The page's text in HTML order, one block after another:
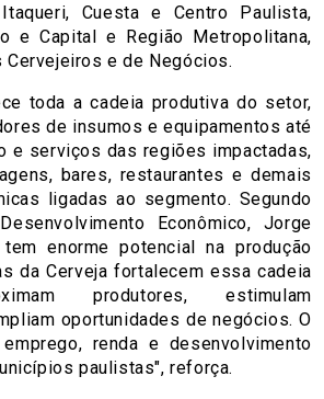
Cuesta e Centro Paulista,
e Capital e Região Metropolitana,
e de Negócios.
toda a cadeia produtiva do setor,
de insumos e equipamentos até
e serviços das regiões impactadas,
bares, restaurantes e demais
ligadas ao segmento. Segundo
Econômico, Jorge
enorme potencial na produção
da Cerveja fortalecem essa cadeia
produtores, estimulam
oportunidades de negócios. O
renda e desenvolvimento
paulistas", reforça.